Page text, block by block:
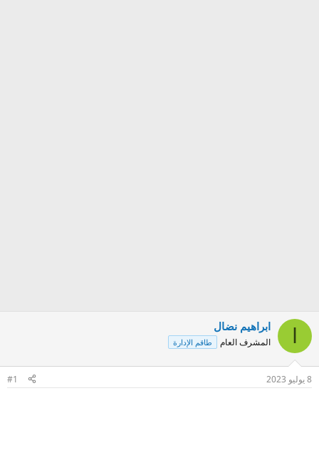
ابراهيم نضال
المشرف العام طاقم الإدارة
8 يوليو 2023 #1